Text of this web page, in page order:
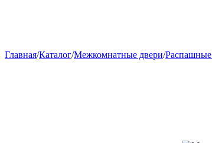
Главная/Каталог/Межкомнатные двери/Распашные